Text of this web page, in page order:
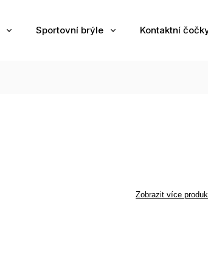
Sportovní brýle Kontaktní
Zobrazit více